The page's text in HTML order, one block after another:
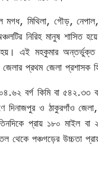
মগধ, মিথিলা, গৌড়,
নিরিহ মানুষ
হয়। এই মহকুমার
প্রথম জেলা প্রশাসক
বর্গ কিমি বা ৫৪২.৩৩
দিনাজপুর ও ঠাকুরগাঁও
তিনদিকে প্রায় ১৮০
থেকে পঞ্চগড়ের উচ্চতা